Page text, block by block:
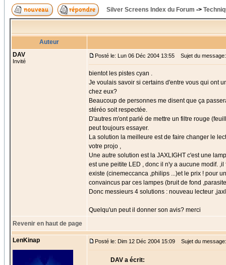
Silver Screens Index du Forum ->
Auteur
DAV
Invité
Posté le: Lun 06 Déc 2004 13:55 Sujet du
bientot les pistes cyan .
Je voulais savoir si certains d'entre vous qui ont
chez eux?
Beaucoup de personnes me disent que ça
stéréo soit respectée.
D'autres m'ont parlé de mettre un filtre rouge
peut toujours essayer.
La solution la meilleure est de faire changer le
votre projo ,
Une autre solution est la JAXLIGHT c'est une
est une peitite LED , donc il n'y a aucune modif.
existe (cinemeccanca ,philips ...)et le prix ! pour
convaincus par ces lampes (bruit de fond
Donc messieurs 4 solutions : nouveau lecteur
Quelqu'un peut il donner son avis? merci
Revenir en haut de page
LenKinap Posté le: Dim 12 Déc 2004 15:09 Sujet du
DAV a écrit: